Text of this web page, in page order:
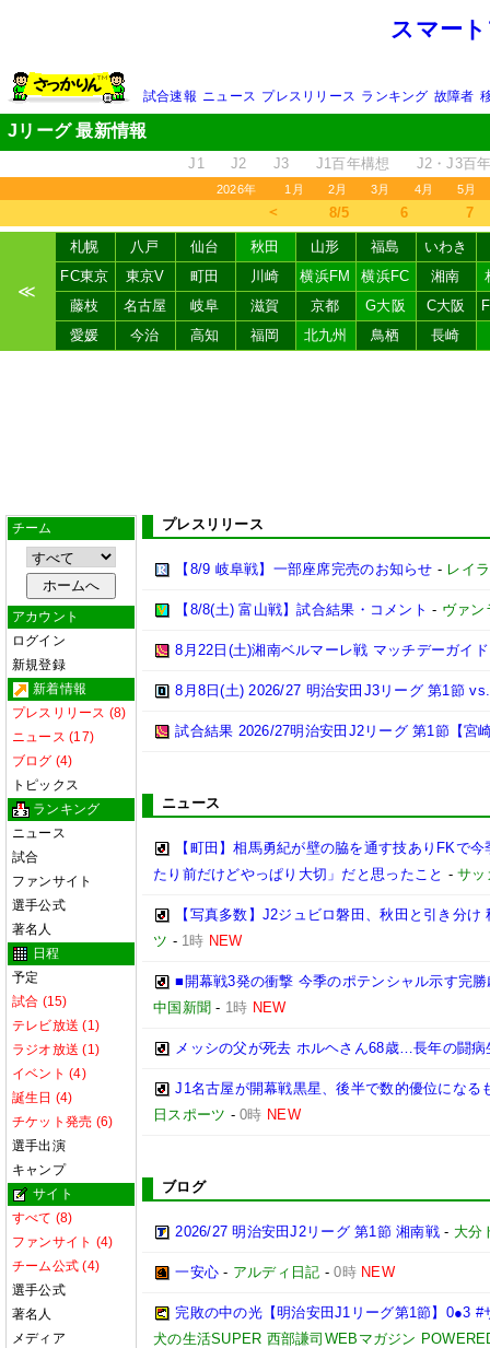
スマー
試合速報 ニュース プレスリリース ランキング 故障者
Jリーグ 最新情報
J1 J2 J3 J1百年構想 J2・J3百
2026年 1月 2月 3月 4月 5月
＜ 8/5 6 7
≪
札幌 八戸 仙台 秋田 山形 福島
いわき
FC東京
東京V 町田 川崎 横浜FM 横浜FC 湘南
藤枝
名古屋 岐阜 滋賀 京都 G大阪 C大阪
愛媛
今治 高知 福岡 北九州 鳥栖 長崎
チーム
アカウント
ログイン
新規登録
新着情報
プレスリリース (8)
ニュース (17)
ブログ (4)
トピックス
ランキング
ニュース
試合
ファンサイト
選手公式
著名人
日程
予定
試合 (15)
テレビ放送 (1)
ラジオ放送 (1)
イベント (4)
誕生日 (4)
チケット発売 (6)
選手出演
キャンプ
サイト
すべて (8)
ファンサイト (4)
チーム公式 (4)
選手公式
著名人
メディア
プレスリリース
【8/9 岐阜戦】一部座席完売のお知らせ - レイ
【8/8(土) 富山戦】試合結果・コメント - ヴァン
8月22日(土)湘南ベルマーレ戦 マッチデーガイド
8月8日(土) 2026/27 明治安田J3リーグ 第1節
試合結果 2026/27明治安田J2リーグ 第1節【宮
ニュース
【町田】相馬勇紀が壁の脇を通す技ありFKで
たり前だけどやっぱり大切」だと思ったこと -サッ
【写真多数】J2ジュビロ磐田、秋田と引き分
ツ - 1時 NEW
■開幕戦3発の衝撃 今季のポテンシャル示す完
中国新聞 - 1時 NEW
メッシの父が死去 ホルヘさん68歳…長年の闘
J1名古屋が開幕戦黒星、後半で数的優位にな
日スポーツ -0時 NEW
ブログ
2026/27 明治安田J2リーグ 第1節 湘南戦- 大分
一安心 - アルディ日記 -0時 NEW
完敗の中の光【明治安田J1リーグ第1節】0●3
犬の生活SUPER 西部謙司WEBマガジン